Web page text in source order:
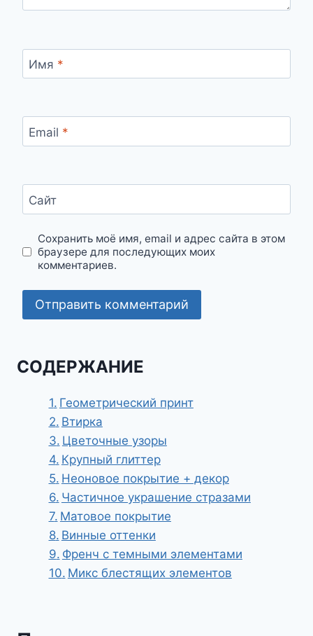
Имя *
Email *
Сайт
Сохранить моё имя, email и адрес сайта в этом
браузере для последующих моих
комментариев.
СОДЕРЖАНИЕ
Геометрический принт
Втирка
Цветочные узоры
Крупный глиттер
Неоновое покрытие + декор
Частичное украшение стразами
Матовое покрытие
Винные оттенки
Френч с темными элементами
Микс блестящих элементов